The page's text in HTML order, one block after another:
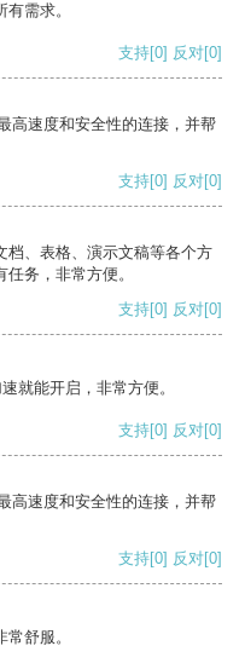
需求。
支持[0] 反对[0]
高速度和安全性的连接，并帮
支持[0] 反对[0]
档、表格、演示文稿等各个方
务，非常方便。
支持[0] 反对[0]
就能开启，非常方便。
支持[0] 反对[0]
高速度和安全性的连接，并帮
支持[0] 反对[0]
舒服。